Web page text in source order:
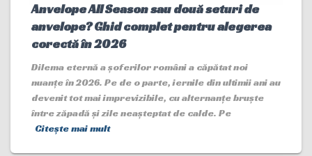
Anvelope All Season sau două seturi de
anvelope? Ghid complet pentru alegerea
corectă în 2026
Dilema eternă a șoferilor români a căpătat noi
nuanțe în 2026. Pe de o parte, iernile din ultimii ani au
devenit tot mai imprevizibile, cu alternanțe bruște
între zăpadă și zile neașteptat de calde. Pe
Citește mai mult